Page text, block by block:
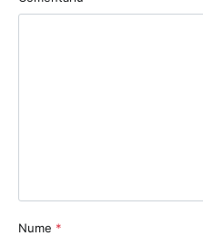
Nume *